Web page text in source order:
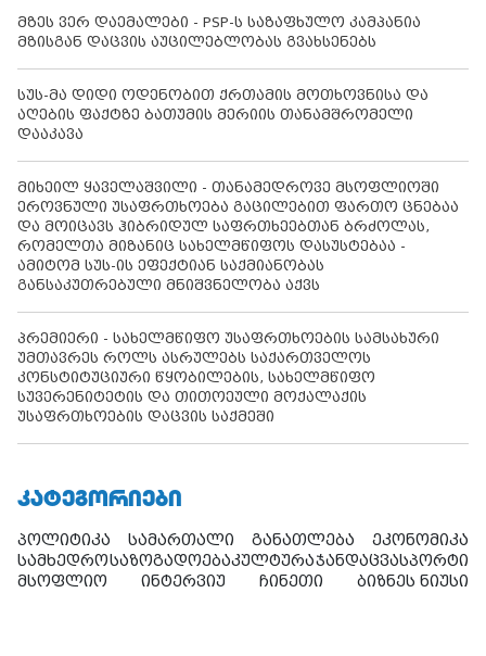
მზეს ვერ დაემალები - PSP-ს საზაფხულო კამპანია
მზისგან დაცვის აუცილებლობას გვახსენებს
სუს-მა დიდი ოდენობით ქრთამის მოთხოვნისა და
აღების ფაქტზე ბათუმის მერიის თანამშრომელი
დააკავა
მიხეილ ყაველაშვილი - თანამედროვე მსოფლიოში
ეროვნული უსაფრთხოება გაცილებით ფართო ცნებაა
და მოიცავს ჰიბრიდულ საფრთხეებთან ბრძოლას,
რომელთა მიზანიც სახელმწიფოს დასუსტებაა -
ამიტომ სუს-ის ეფექტიან საქმიანობას
განსაკუთრებული მნიშვნელობა აქვს
პრემიერი - სახელმწიფო უსაფრთხოების სამსახური
უმთავრეს როლს ასრულებს საქართველოს
კონსტიტუციური წყობილების, სახელმწიფო
სუვერენიტეტის და თითოეული მოქალაქის
უსაფრთხოების დაცვის საქმეში
ᲙᲐᲢᲔᲒᲝᲠᲘᲔᲑᲘ
პოლიტიკა სამართალი განათლება
ეკონომიკა
სამხედროსაზოგადოებაკულტურაჯანდაცვასპორტი
მსოფლიო
ინტერვიუ ჩინეთი ბიზნეს ნიუსი